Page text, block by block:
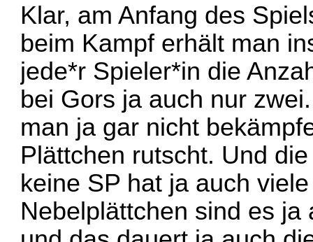
Klar, am Anfang des
beim Kampf erhält man
jede*r Spieler*in die
bei Gors ja auch nur
man ja gar nicht
Plättchen rutscht. Und
keine SP hat ja auch
Nebelplättchen sind es